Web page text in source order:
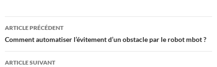
Navigation
des
articles
ARTICLE PRÉCÉDENT
Comment automatiser l’évitement d’un obstacle par le robot mbot ?
ARTICLE SUIVANT